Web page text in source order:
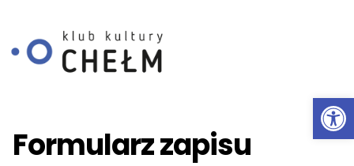
Formularz zapisu